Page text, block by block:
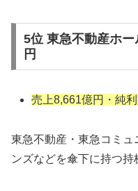
5位 東急不動産ホ
円
売上8,661億円・純
東急不動産・東急コミ
ンズなどを傘下に持つ持